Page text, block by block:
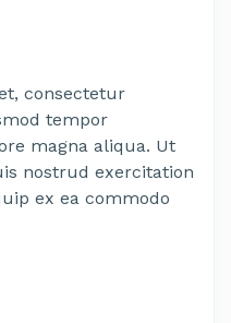
consectetur
tempor
magna aliqua. Ut
nostrud exercitation
ex ea commodo